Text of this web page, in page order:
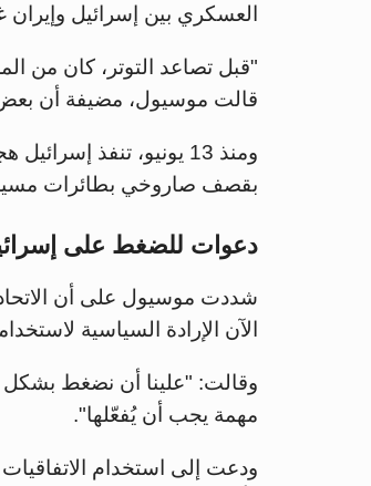
العسكري بين إسرائيل وإيران
"قبل تصاعد التوتر، كان من
قالت موسيول، مضيفة أن بعض
ومنذ 13 يونيو، تنفذ
بقصف صاروخي بطائرات
دعوات للضغط على
شددت موسيول على أن الاتحاد
الآن الإرادة السياسية
وقالت: "علينا أن نضغط بشكل
مهمة يجب أن يُفعّلها".
ودعت إلى استخدام